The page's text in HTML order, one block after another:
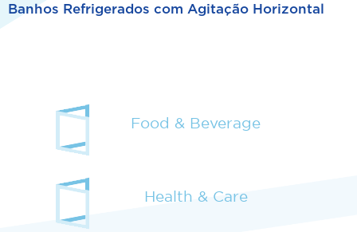
Banhos Refrigerados com Agitação Horizontal
Food & Beverage
Health & Care